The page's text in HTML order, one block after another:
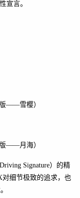
宣言。
——雪樱）
——月海）
Signature）的精
细节极致的追求，也